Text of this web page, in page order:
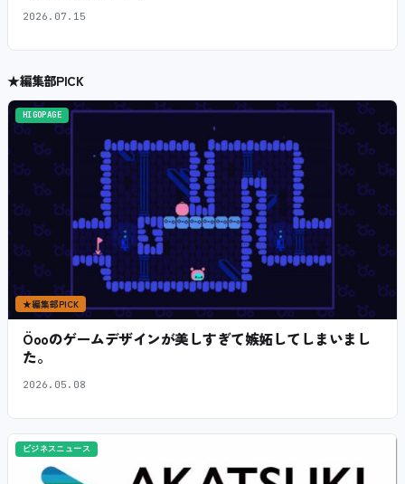
2026.07.15
★編集部PICK
HIGOPAGE
★編集部PICK
Öooのゲームデザインが美しすぎて嫉妬してしまいまし
た。
2026.05.08
ビジネスニュース